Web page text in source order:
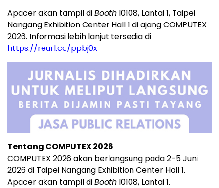
Apacer akan tampil diBooth I0108, Lantai 1, Taipei
Nangang Exhibition Center Hall 1 di ajang COMPUTEX
2026. Informasi lebih lanjut tersedia di
https://reurl.cc/ppbj0x
Tentang COMPUTEX 2026
COMPUTEX 2026 akan berlangsung pada 2–5 Juni
2026 di Taipei Nangang Exhibition Center Hall 1.
Apacer akan tampil diBooth I0108, Lantai 1.